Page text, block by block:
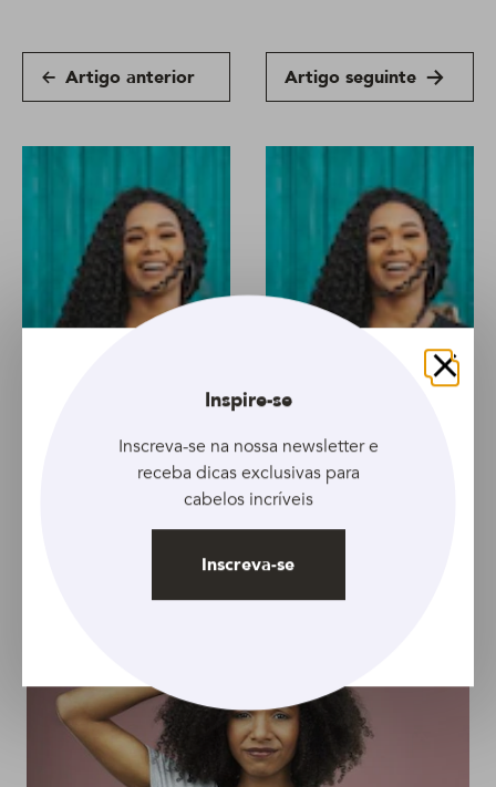
Artigo anterior Artigo seguinte
Relaxamento capilar:
conheça os principais
ARTIGO
Relaxamento para
cabelos cacheados:
veja como funciona a
Fechar
Inspire-se
Inscreva-se na nossa newsletter e
receba dicas exclusivas para
cabelos incríveis
Inscreva-se